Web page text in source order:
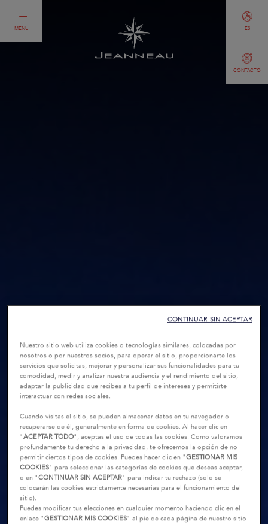
MENU
CONTACTO
ES
Nuestro sitio web utiliza cookies o tecnologías similares, colocadas por
nosotros o por nuestros socios, para operar el sitio, proporcionarte los
servicios que solicitas, mejorar y personalizar sus funcionalidades para tu
comodidad, medir y analizar nuestra audiencia y el rendimiento del sitio,
adaptar la publicidad que recibes a tu perfil de intereses y permitirte
interactuar con redes sociales.
Cuando visitas el sitio, se pueden almacenar datos en tu navegador o
recuperarse de él, generalmente en forma de cookies. Al hacer clic en
"ACEPTAR TODO", aceptas el uso de todas las cookies. Como valoramos
profundamente tu derecho a la privacidad, te ofrecemos la opción de no
permitir ciertos tipos de cookies. Puedes hacer clic en "GESTIONAR MIS
COOKIES" para seleccionar las categorías de cookies que deseas aceptar,
o en "CONTINUAR SIN ACEPTAR" para indicar tu rechazo (solo se
colocarán las cookies estrictamente necesarias para el funcionamiento del
sitio).
Puedes modificar tus elecciones en cualquier momento haciendo clic en el
enlace "GESTIONAR MIS COOKIES" al pie de cada página de nuestro sitio
CONTINUAR SIN ACEPTAR